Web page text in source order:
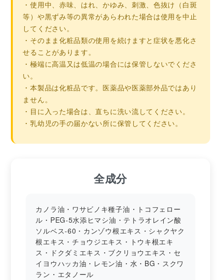
・使用中、赤味、はれ、かゆみ、刺激、色抜け（白斑
等）や黒ずみ等の異常があらわれた場合は使用を中止
してください。
・そのまま化粧品類の使用を続けますと症状を悪化さ
せることがあります。
・極端に高温又は低温の場合には保管しないでくださ
い。
・本製品は化粧品です。医薬品や医薬部外品ではあり
ません。
・目に入った場合は、直ちに洗い流してください。
・乳幼児の手の届かない所に保管してください。
全成分
カノラ油・ワサビノキ種子油・トコフェロー
ル・PEG-5水添ヒマシ油・テトラオレイン酸
ソルベス-60・カンゾウ根エキス・シャクヤク
根エキス・チョウジエキス・トウキ根エキ
ス・ドクダミエキス・ブクリョウエキス・セ
イヨウハッカ油・レモン油・水・BG・スクワ
ラン・エタノール